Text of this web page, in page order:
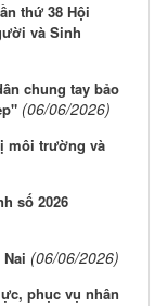
thứ 38 Hội
và Sinh
chung tay bảo
(06/06/2026)
môi trường và
số 2026
(06/06/2026)
phục vụ nhân